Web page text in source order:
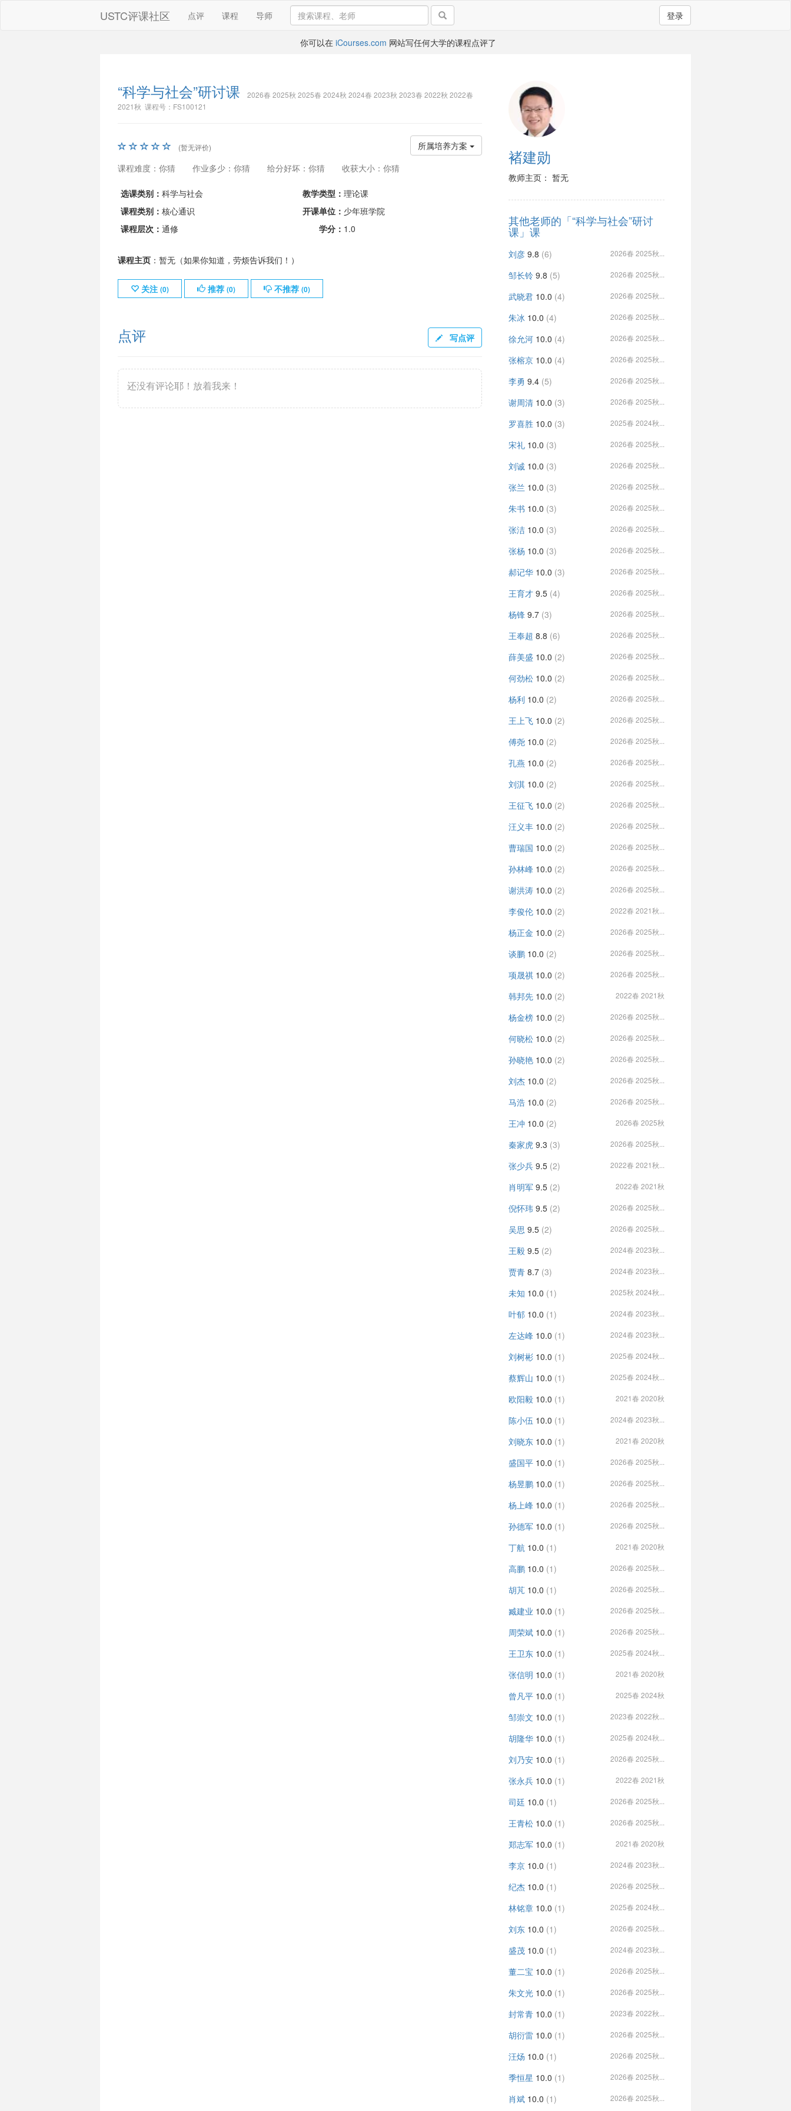
USTC评课社区 点评 课程 导师 登录
你可以在 iCourses.com 网站写任何大学的课程点评了
“科学与社会”研讨课
2026春 2025秋 2025春 2024秋 2024春 2023秋 2023春 2022秋 2022春
2021秋 课程号：FS100121
所属培养方案
(暂无评价)
课程难度：你猜 作业多少：你猜 给分好坏：你猜 收获大小：你猜
选课类别： 科学与社会 教学类型： 理论课
课程类别： 核心通识 开课单位： 少年班学院
课程层次： 通修 学分： 1.0
课程主页：暂无（如果你知道，劳烦告诉我们！）
关注 (0) 推荐 (0) 不推荐 (0)
点评 写点评
还没有评论耶！放着我来！
褚建勋
教师主页： 暂无
其他老师的「“科学与社会”研讨
课」课
刘彦 9.8 (6) 2026春 2025秋...
邹长铃 9.8 (5) 2026春 2025秋...
武晓君 10.0 (4) 2026春 2025秋...
朱冰 10.0 (4) 2026春 2025秋...
徐允河 10.0 (4) 2026春 2025秋...
张榕京 10.0 (4) 2026春 2025秋...
李勇 9.4 (5) 2026春 2025秋...
谢周清 10.0 (3) 2026春 2025秋...
罗喜胜 10.0 (3) 2025春 2024秋...
宋礼 10.0 (3) 2026春 2025秋...
刘诚 10.0 (3) 2026春 2025秋...
张兰 10.0 (3) 2026春 2025秋...
朱书 10.0 (3) 2026春 2025秋...
张洁 10.0 (3) 2026春 2025秋...
张杨 10.0 (3) 2026春 2025秋...
郝记华 10.0 (3) 2026春 2025秋...
王育才 9.5 (4) 2026春 2025秋...
杨锋 9.7 (3) 2026春 2025秋...
王奉超 8.8 (6) 2026春 2025秋...
薛美盛 10.0 (2) 2026春 2025秋...
何劲松 10.0 (2) 2026春 2025秋...
杨利 10.0 (2) 2026春 2025秋...
王上飞 10.0 (2) 2026春 2025秋...
傅尧 10.0 (2) 2026春 2025秋...
孔燕 10.0 (2) 2026春 2025秋...
刘淇 10.0 (2) 2026春 2025秋...
王征飞 10.0 (2) 2026春 2025秋...
汪义丰 10.0 (2) 2026春 2025秋...
曹瑞国 10.0 (2) 2026春 2025秋...
孙林峰 10.0 (2) 2026春 2025秋...
谢洪涛 10.0 (2) 2026春 2025秋...
李俊伦 10.0 (2) 2022春 2021秋...
杨正金 10.0 (2) 2026春 2025秋...
谈鹏 10.0 (2) 2026春 2025秋...
项晟祺 10.0 (2) 2026春 2025秋...
韩邦先 10.0 (2) 2022春 2021秋
杨金榜 10.0 (2) 2026春 2025秋...
何晓松 10.0 (2) 2026春 2025秋...
孙晓艳 10.0 (2) 2026春 2025秋...
刘杰 10.0 (2) 2026春 2025秋...
马浩 10.0 (2) 2026春 2025秋...
王冲 10.0 (2) 2026春 2025秋
秦家虎 9.3 (3) 2026春 2025秋...
张少兵 9.5 (2) 2022春 2021秋...
肖明军 9.5 (2) 2022春 2021秋
倪怀玮 9.5 (2) 2026春 2025秋...
吴思 9.5 (2) 2026春 2025秋...
王毅 9.5 (2) 2024春 2023秋...
贾青 8.7 (3) 2024春 2023秋...
未知 10.0 (1) 2025秋 2024秋...
叶郁 10.0 (1) 2024春 2023秋...
左达峰 10.0 (1) 2024春 2023秋...
刘树彬 10.0 (1) 2025春 2024秋...
蔡辉山 10.0 (1) 2025春 2024秋...
欧阳毅 10.0 (1) 2021春 2020秋
陈小伍 10.0 (1) 2024春 2023秋...
刘晓东 10.0 (1) 2021春 2020秋
盛国平 10.0 (1) 2026春 2025秋...
杨昱鹏 10.0 (1) 2026春 2025秋...
杨上峰 10.0 (1) 2026春 2025秋...
孙德军 10.0 (1) 2026春 2025秋...
丁航 10.0 (1) 2021春 2020秋
高鹏 10.0 (1) 2026春 2025秋...
胡芃 10.0 (1) 2026春 2025秋...
臧建业 10.0 (1) 2026春 2025秋...
周荣斌 10.0 (1) 2026春 2025秋...
王卫东 10.0 (1) 2025春 2024秋...
张信明 10.0 (1) 2021春 2020秋
曾凡平 10.0 (1) 2025春 2024秋
邹崇文 10.0 (1) 2023春 2022秋...
胡隆华 10.0 (1) 2025春 2024秋...
刘乃安 10.0 (1) 2026春 2025秋...
张永兵 10.0 (1) 2022春 2021秋
司廷 10.0 (1) 2026春 2025秋...
王青松 10.0 (1) 2026春 2025秋...
郑志军 10.0 (1) 2021春 2020秋
李京 10.0 (1) 2024春 2023秋...
纪杰 10.0 (1) 2026春 2025秋...
林铭章 10.0 (1) 2025春 2024秋...
刘东 10.0 (1) 2026春 2025秋...
盛茂 10.0 (1) 2024春 2023秋...
董二宝 10.0 (1) 2026春 2025秋...
朱文光 10.0 (1) 2026春 2025秋...
封常青 10.0 (1) 2023春 2022秋...
胡衍雷 10.0 (1) 2026春 2025秋...
汪炀 10.0 (1) 2026春 2025秋...
季恒星 10.0 (1) 2026春 2025秋...
肖斌 10.0 (1) 2026春 2025秋...